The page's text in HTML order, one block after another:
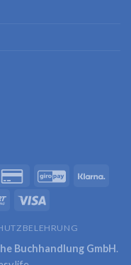
Buchhandlung GmbH.